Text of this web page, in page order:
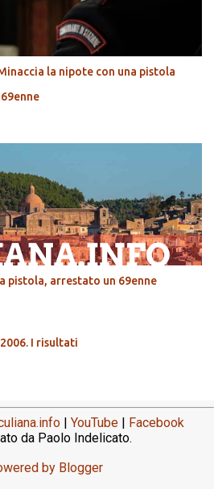
la nipote con una pistola
pistola, arrestato un 69enne
I risultati
| YouTube | Facebook
da Paolo Indelicato.
by Blogger